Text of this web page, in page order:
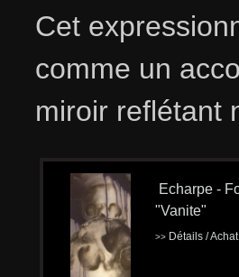
Cet
comme un
miroir reflétant
Echarpe -
"Vanite"
>> Détails /